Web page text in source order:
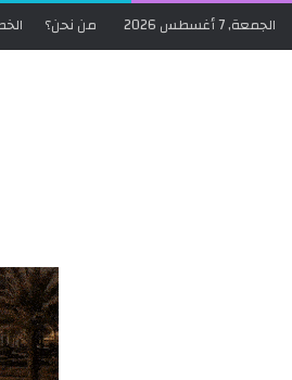
الجمعة, 7 أغسطس 2026 من نحن؟